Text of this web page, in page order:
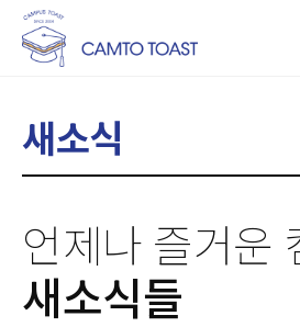
새소식
언제나 즐거운
새소식들